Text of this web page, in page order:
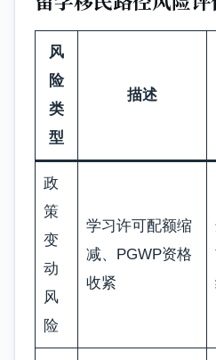
风
险
类
型
描述
政
策
变
动
风
险
学习许可配额缩
减、PGWP资格
收紧